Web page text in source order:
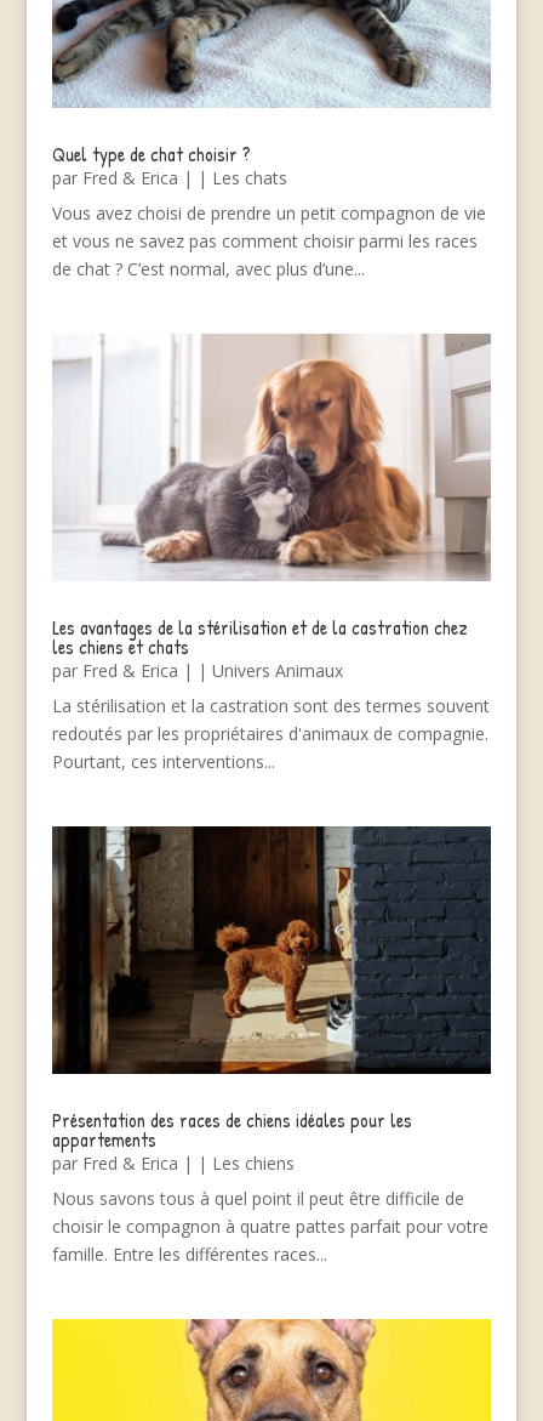
Quel type de chat choisir ?
par Fred & Erica | | Les chats
Vous avez choisi de prendre un petit compagnon de vie
et vous ne savez pas comment choisir parmi les races
de chat ? C’est normal, avec plus d’une...
Les avantages de la stérilisation et de la castration chez
les chiens et chats
par Fred & Erica | | Univers Animaux
La stérilisation et la castration sont des termes souvent
redoutés par les propriétaires d'animaux de compagnie.
Pourtant, ces interventions...
Présentation des races de chiens idéales pour les
appartements
par Fred & Erica | | Les chiens
Nous savons tous à quel point il peut être difficile de
choisir le compagnon à quatre pattes parfait pour votre
famille. Entre les différentes races...